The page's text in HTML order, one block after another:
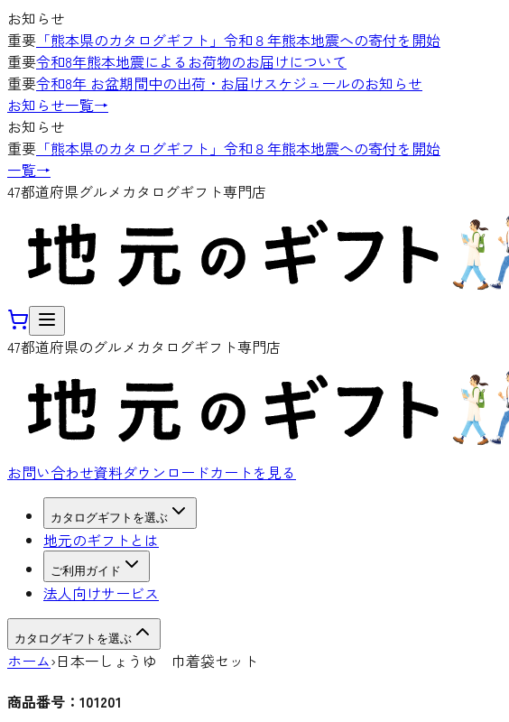
お知らせ
重要 「熊本県のカタログギフト」令和８年熊本地震への寄付を開始
重要令和8年熊本地震によるお荷物のお届けについて
重要令和8年 お盆期間中の出荷・お届けスケジュールのお知らせ
お知らせ一覧→
お知らせ
重要 「熊本県のカタログギフト」令和８年熊本地震への寄付を開始
一覧→
47都道府県グルメカタログギフト専門店
47都道府県のグルメカタログギフト専門店
お問い合わせ資料ダウンロードカートを見る
カタログギフトを選ぶ
地元のギフトとは
ご利用ガイド
法人向けサービス
カタログギフトを選ぶ
ホーム›日本一しょうゆ 巾着袋セット
商品番号： 101201